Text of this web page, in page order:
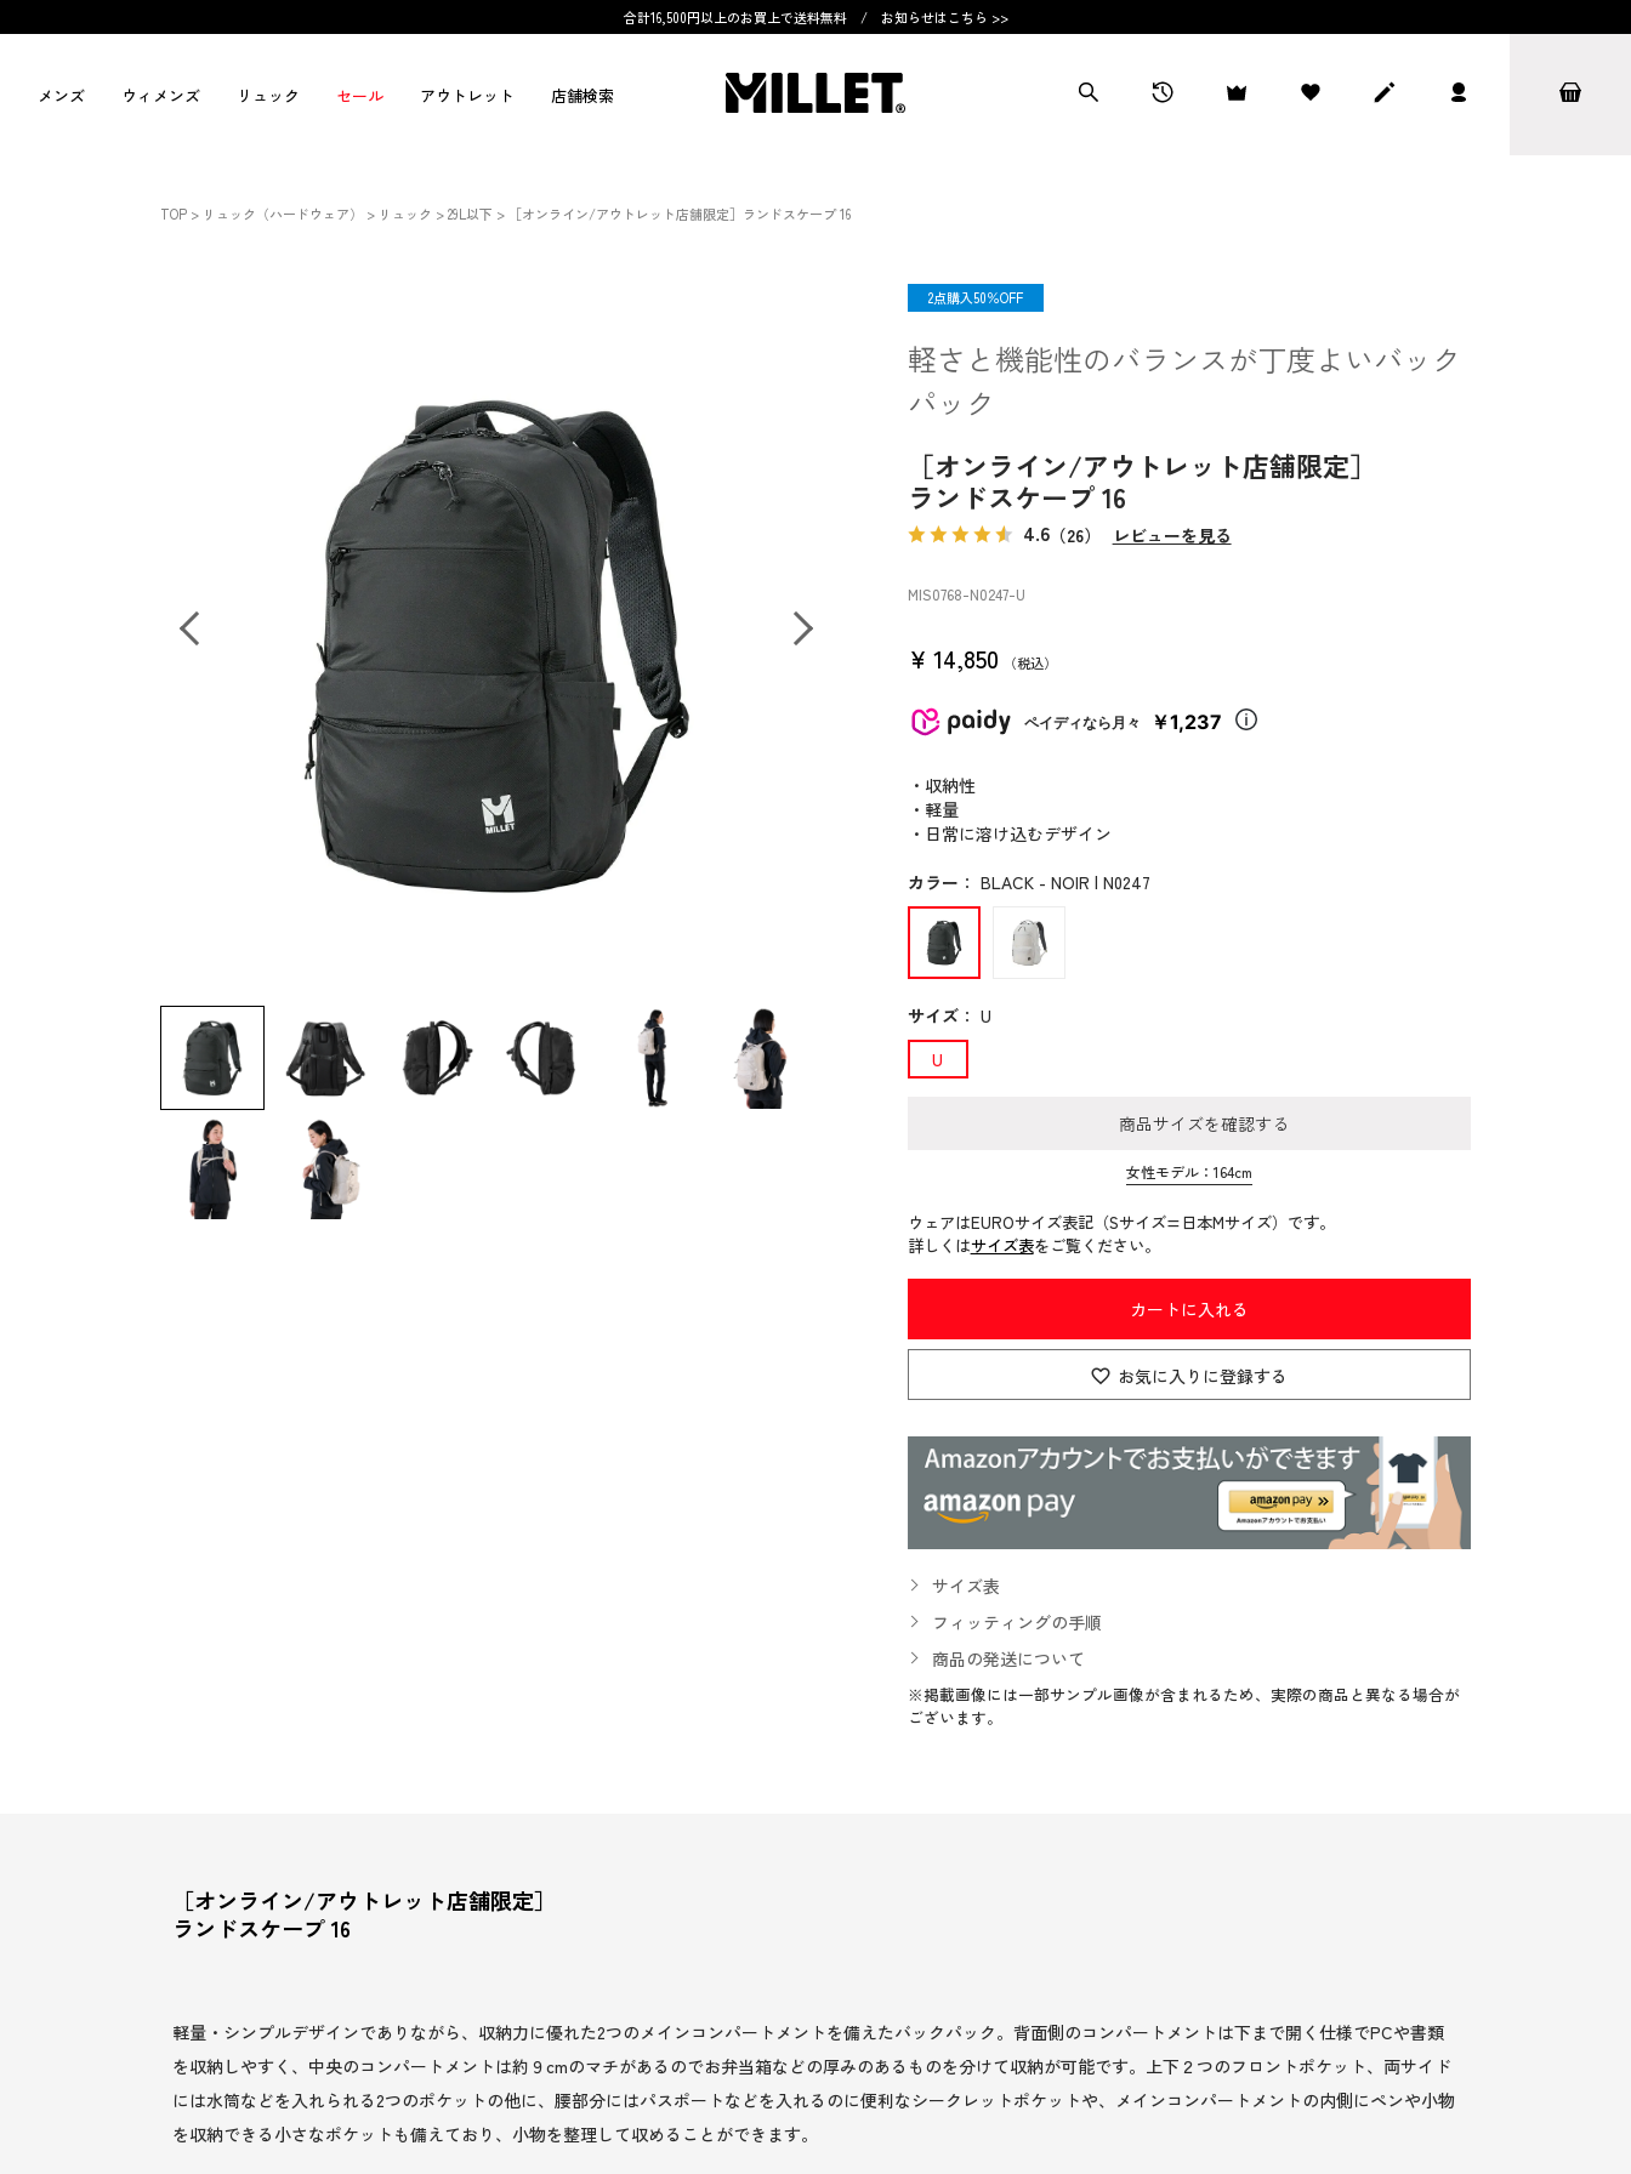
合計16,500円以上のお買上で送料無料 / お知らせはこちら >>
メンズ ウィメンズ リュック セール アウトレット 店舗検索
TOP リュック（ハードウェア） リュック 29L以下 ［オンライン/アウトレット店舗限定］ランドスケープ 16
軽さと機能性のバランスが丁度よいバック
パック
［オンライン/アウトレット店舗限定］
ランドスケープ 16
4.6（26） レビューを見る
MIS0768-N0247-U
限定
2点購入50％OFF
¥ 14,850 税込
ペイディなら月々 ￥1,237
・収納性
・軽量
・日常に溶け込むデザイン
カラー ： BLACK - NOIR | N0247
サイズ： U
U
商品サイズを確認する
女性モデル：164cm
ウェアはEUROサイズ表記（Sサイズ=日本Mサイズ）です。
詳しくはサイズ表をご覧ください。
カートに入れる
お気に入りに登録する
サイズ表
フィッティングの手順
商品の発送について
※掲載画像には一部サンプル画像が含まれるため、実際の商品と異なる場合が
ございます。
［オンライン/アウトレット店舗限定］
ランドスケープ 16
軽量・シンプルデザインでありながら、収納力に優れた2つのメインコンパートメントを備えたバックパック。背面側のコンパートメントは下まで開く仕様でPCや書類
を収納しやすく、中央のコンパートメントは約９cmのマチがあるのでお弁当箱などの厚みのあるものを分けて収納が可能です。上下２つのフロントポケット、両サイド
には水筒などを入れられる2つのポケットの他に、腰部分にはパスポートなどを入れるのに便利なシークレットポケットや、メインコンパートメントの内側にペンや小物
を収納できる小さなポケットも備えており、小物を整理して収めることができます。